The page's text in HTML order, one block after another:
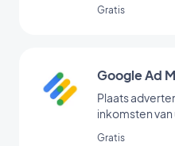
Gratis
Google Ad
Plaats
inkomsten
Gratis